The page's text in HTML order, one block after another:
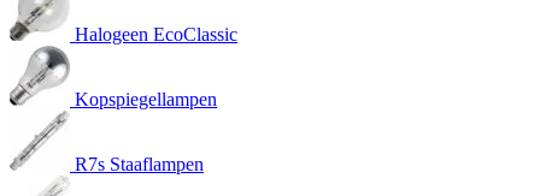
Halogeen EcoClassic
Kopspiegellampen
R7s Staaflampen